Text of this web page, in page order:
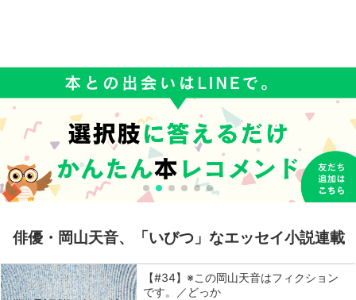
俳優・岡山天音、「いびつ」なエッセイ小説連載
【#34】※この岡山天音はフィクション
です。／どっか